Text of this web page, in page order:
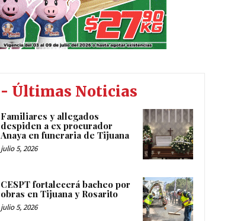
- Últimas Noticias
Familiares y allegados
despiden a ex procurador
Anaya en funeraria de Tijuana
julio 5, 2026
CESPT fortalecerá bacheo por
obras en Tijuana y Rosarito
julio 5, 2026